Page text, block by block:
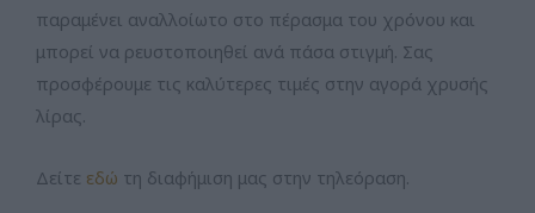
παραμένει αναλλοίωτο στο πέρασμα του χρόνου και
μπορεί να ρευστοποιηθεί ανά πάσα στιγμή. Σας
προσφέρουμε τις καλύτερες τιμές στην αγορά χρυσής
λίρας.
Δείτε εδώ τη διαφήμιση μας στην τηλεόραση.